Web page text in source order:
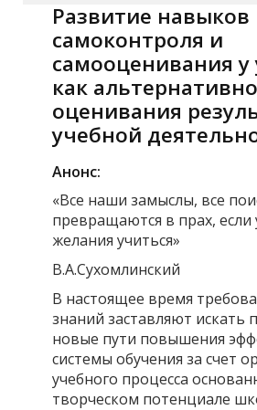
Развитие навыков
самоконтроля и
самооценивания у
как
оценивания
учебной
Анонс:
«Все наши замыслы, все
превращаются в прах, если
желания учиться»
В.А.Сухомлинский
В настоящее время
знаний заставляют искать
новые пути повышения
системы обучения за счет
учебного процесса
творческом потенциале